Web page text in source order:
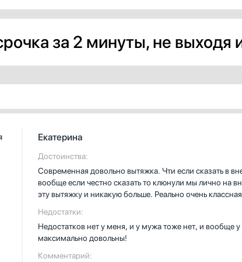
за 2 минуты, не выходя
Екатерина
Достоинства:
Современная довольно вытяжка. Чти если сказать в
вообще если честно сказать то клюнули мы лично на
эту вытяжку и никакую больше. Реально очень
сказала, реально очень качественная сборка, все
ничего сложного и даже не нужно долго разбираться
регулируются скорости тоже очень просто! Работает
работать так тихо, обычно их слышно на всю квартиру
Недостатки:
Недостатков нет у меня, и у мужа тоже нет, и вообще
максимально довольны!
Комментарий: